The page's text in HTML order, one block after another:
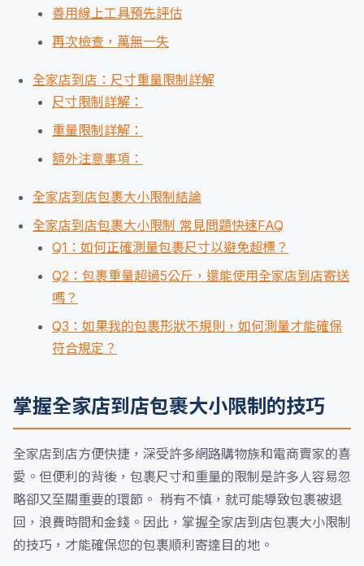
善用線上工具預先評估
再次檢查，萬無一失
全家店到店：尺寸重量限制詳解
尺寸限制詳解：
重量限制詳解：
額外注意事項：
全家店到店包裹大小限制結論
全家店到店包裹大小限制 常見問題快速FAQ
Q1：如何正確測量包裹尺寸以避免超標？
Q2：包裹重量超過5公斤，還能使用全家店到店寄送
嗎？
Q3：如果我的包裹形狀不規則，如何測量才能確保
符合規定？
掌握全家店到店包裹大小限制的技巧
全家店到店方便快捷，深受許多網路購物族和電商賣家的喜
愛。但便利的背後，包裹尺寸和重量的限制是許多人容易忽
略卻又至關重要的環節。 稍有不慎，就可能導致包裹被退
回，浪費時間和金錢。因此，掌握全家店到店包裹大小限制
的技巧，才能確保您的包裹順利寄達目的地。